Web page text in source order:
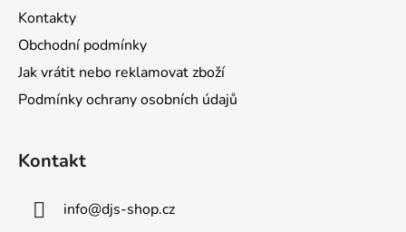
Kontakty
Obchodní podmínky
Jak vrátit nebo reklamovat zboží
Podmínky ochrany osobních údajů
Kontakt
info@djs-shop.cz